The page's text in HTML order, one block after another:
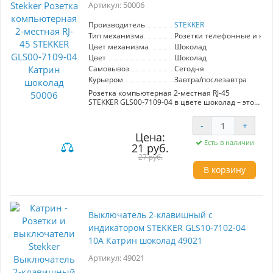
современного дизайна, выключатель STEKKER
функциональным, но и стильным акцентом в
вашем доме.
Артикул: 50006
Производитель
STEKKER
Тип механизма
Розетки телефонные и
Цвет механизма
Шоколад
Цвет
Шоколад
Самовывоз
Сегодня
Курьером
Завтра/послезавтра
Розетка компьютерная 2-местная RJ-45
STEKKER GLS00-7109-04 в цвете шоколад – это
офисного или домашнего рабочего
пространства. Изготовленная из прочного
поликарбоната с элементами из латуни и
нержавеющей стали, она гарантирует
долговечность и надежность. Компактные
размеры 72*72*35 мм позволяют удобно
вписать розетку в любой интерьер.
С двумя гнездами вы сможете одновременно
особенно актуально в условиях активной
работы с компьютерами и сетевым
оборудованием. Розетка подходит для
использования в помещениях с температурой
от 0 до +35°C и имеет степень защиты IP20, что
делает её безопасной для использования в
Цена:
21 руб.
27 руб.
- +
Есть в наличии
В корзину
Выключатель 2-клавишный c
индикатором STEKKER GLS10-7102-04
10А Катрин шоколад 49021
Артикул: 49021